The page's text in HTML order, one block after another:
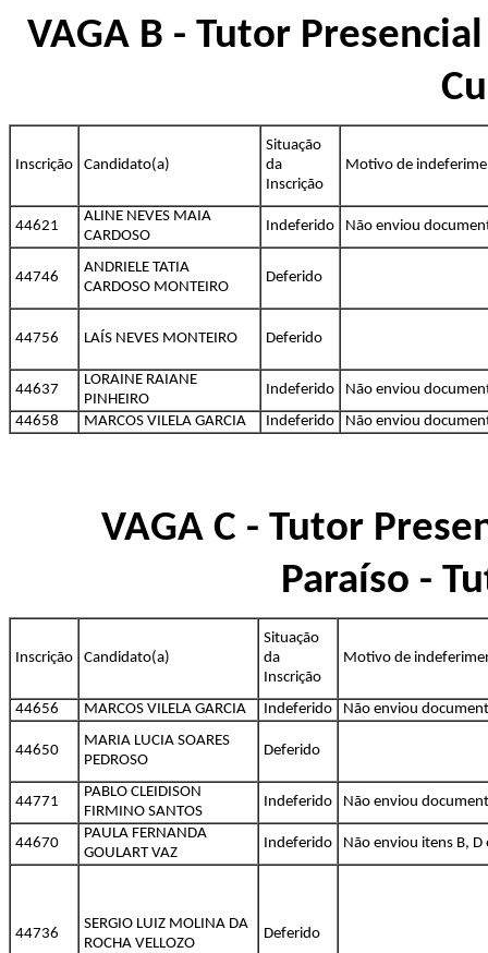
VAGA B - Tutor
Inscrição Candidato(a)
Situação
da
Inscrição
Motivo de
44621
ALINE NEVES MAIA
CARDOSO
Indeferido Não enviou
44746
ANDRIELE TATIA
CARDOSO MONTEIRO
Deferido
44756 LAÍS NEVES MONTEIRO Deferido
44637
LORAINE RAIANE
PINHEIRO
Indeferido
Não enviou
44658
MARCOS VILELA GARCIA Indeferido Não enviou
VAGA C - Tutor
Paraíso -
Inscrição Candidato(a)
Situação
da
Inscrição
Motivo de
44656 MARCOS VILELA GARCIA Indeferido Não enviou
44650
MARIA LUCIA SOARES
PEDROSO
Deferido
44771
PABLO CLEIDISON
FIRMINO SANTOS
Indeferido Não enviou
44670
PAULA FERNANDA
GOULART VAZ
Indeferido Não enviou itens B, D
44736
SERGIO LUIZ MOLINA DA
ROCHA VELLOZO
Deferido